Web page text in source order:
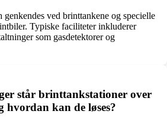
ved brinttankene og specielle
Typiske faciliteter inkluderer
som gasdetektorer og
står brinttankstationer over
kan de løses?